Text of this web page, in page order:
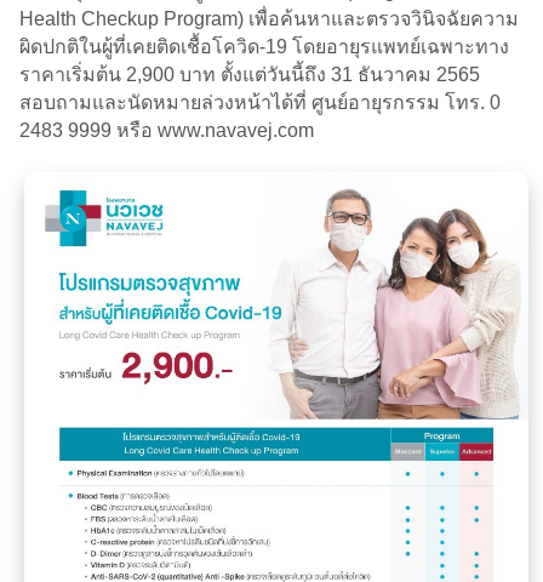
Health Checkup Program) เพื่อค้นหาและตรวจวินิจฉัยความ
ผิดปกติในผู้ที่เคยติดเชื้อโควิด-19 โดยอายุรแพทย์เฉพาะทาง
ราคาเริ่มต้น 2,900 บาท ตั้งแต่วันนี้ถึง 31 ธันวาคม 2565
สอบถามและนัดหมายล่วงหน้าได้ที่ ศูนย์อายุรกรรม โทร. 0
2483 9999 หรือ www.navavej.com